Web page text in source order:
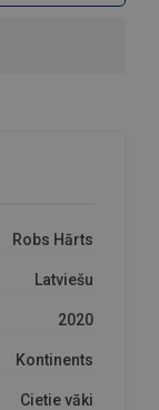
Robs Hārts
Latviešu
2020
Kontinents
Cietie vāki